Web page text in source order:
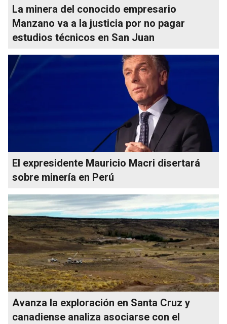
La minera del conocido empresario
Manzano va a la justicia por no pagar
estudios técnicos en San Juan
El expresidente Mauricio Macri disertará
sobre minería en Perú
Avanza la exploración en Santa Cruz y
canadiense analiza asociarse con el